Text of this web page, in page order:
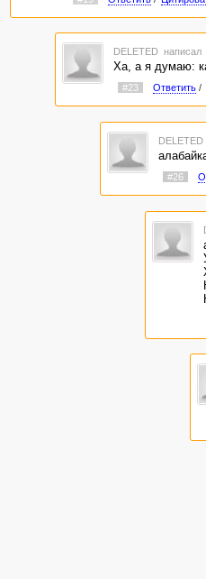
DELETED написал
Ха, а я думаю:
#23 Ответить/
DELETED
#26